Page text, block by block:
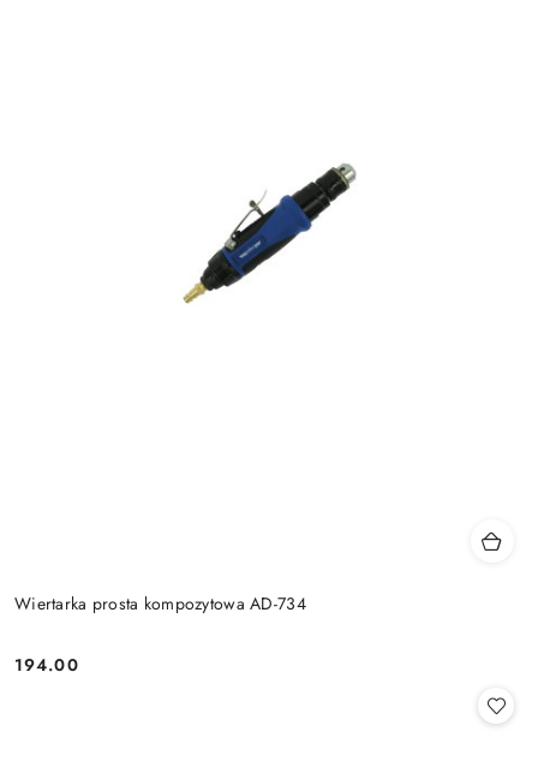
Wiertarka prosta kompozytowa AD-734
Cena:
194.00